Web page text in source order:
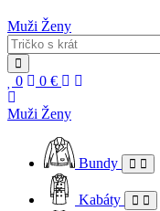
Muži Ženy
0 0 €
Muži Ženy
Bundy
Kabáty